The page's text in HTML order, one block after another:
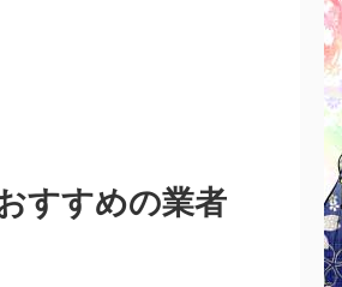
すすめの業者